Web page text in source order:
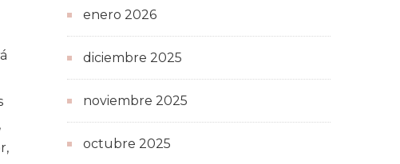
enero 2026
diciembre 2025
noviembre 2025
octubre 2025